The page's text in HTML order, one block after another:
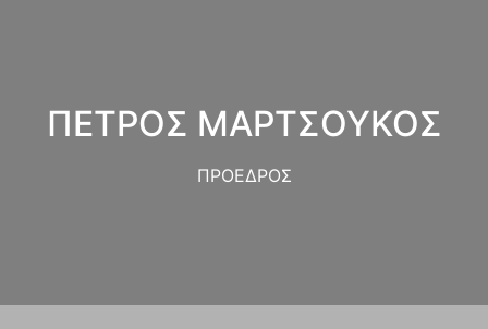
ΠΕΤΡΟΣ ΜΑΡΤΣΟΥΚΟΣ
ΠΡΟΕΔΡΟΣ